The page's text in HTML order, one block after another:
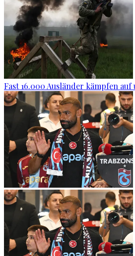
Fast 16.000 Ausländer kämpfen